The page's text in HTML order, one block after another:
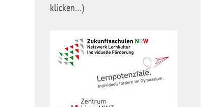
klicken…)